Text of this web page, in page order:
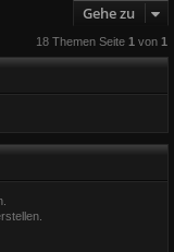
Gehe zu
18 Themen Seite 1 von 1